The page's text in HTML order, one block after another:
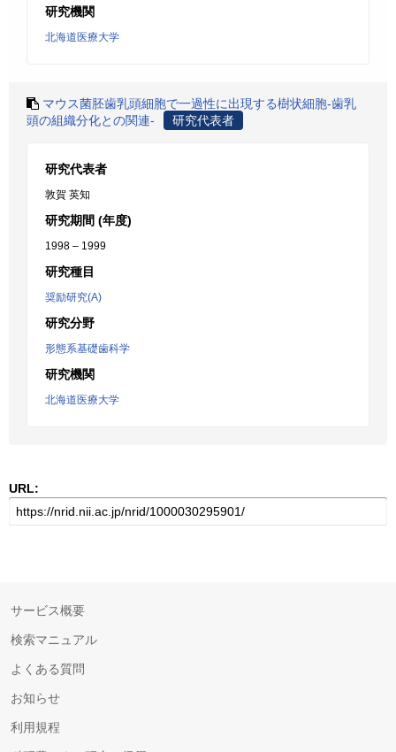
研究機関
北海道医療大学
マウス菌胚歯乳頭細胞で一過性に出現する樹状細胞-歯乳
頭の組織分化との関連-
研究代表者
研究代表者
敦賀 英知
研究期間 (年度)
1998 – 1999
研究種目
奨励研究(A)
研究分野
形態系基礎歯科学
研究機関
北海道医療大学
URL:
サービス概要
検索マニュアル
よくある質問
お知らせ
利用規程